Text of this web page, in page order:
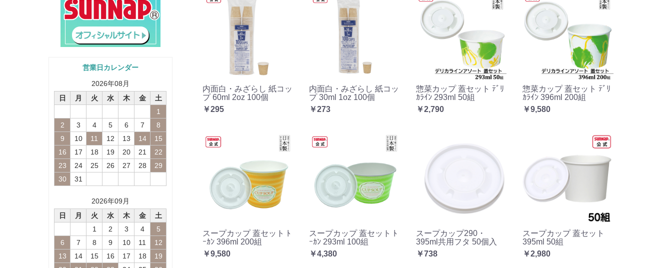
営業日カレンダー
2026年08 月
日
月 火 水 木 金
土
1
2
3 4 5 6 7
8
9
10 11 12 13 14
15
16
17 18 19 20 21
22
23
24 25 26 27 28
29
30
31
2026年09 月
日
月 火 水 木 金
土
1
2 3 4
5
6
7 8 9 10 11
12
13
14 15 16 17 18
19
内面白・みざらし 紙コッ
プ 60ml 2oz 100個
￥295
内面白・みざらし 紙コッ
プ 30ml 1oz 100個
￥273
惣菜カップ 蓋セット ﾃﾞﾘ
ｶﾗｲﾝ 293ml 50組
￥2,790
惣菜カップ 蓋セット ﾃﾞﾘ
ｶﾗｲﾝ 396ml 200組
￥9,580
スープカップ 蓋セット ﾄ
ｰｶﾝ 396ml 200組
￥9,580
スープカップ 蓋セット ﾄ
ｰｶﾝ 293ml 100組
￥4,380
スープカップ290・
395ml共用フタ 50個入
￥738
スープカップ 蓋セット
395ml 50組
￥2,980